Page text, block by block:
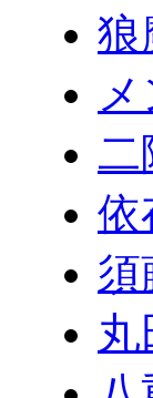
狼
二
依
須